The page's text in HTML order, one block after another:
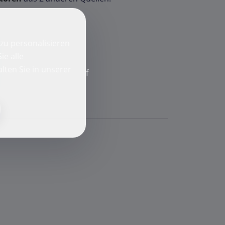
personalisieren
alle
Sie in unserer
f